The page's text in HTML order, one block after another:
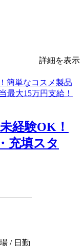
詳細を表示
経験OK！
充填スタ
/ 日勤